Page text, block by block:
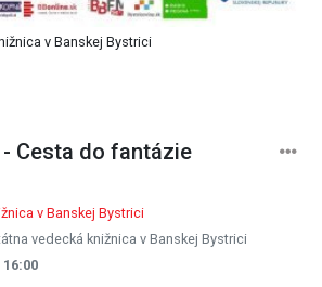
v Banskej Bystrici
Cesta do fantázie
v Banskej Bystrici
vedecká knižnica v Banskej Bystrici
16:00